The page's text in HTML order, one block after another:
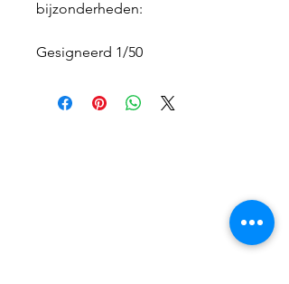
bijzonderheden:
Gesigneerd 1/50